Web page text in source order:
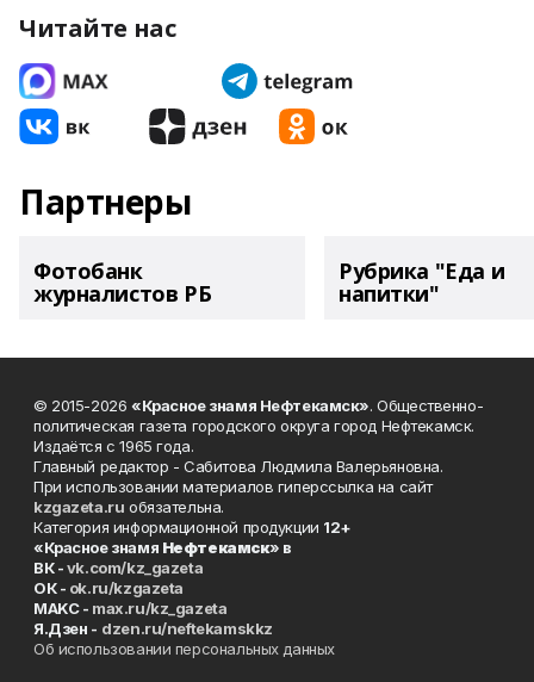
Читайте нас
Партнеры
Фотобанк
журналистов РБ
Рубрика "Еда и
напитки"
© 2015-2026 «Красное знамя Нефтекамск». Общественно-
политическая газета городского округа город Нефтекамск.
Издаётся с 1965 года.
Главный редактор - Сабитова Людмила Валерьяновна.
При использовании материалов гиперссылка на сайт
kzgazeta.ru обязательна.
Категория информационной продукции 12+
«Красное знамя Нефтекамск» в
ВК -vk.com/kz_gazeta
ОК - ok.ru/kzgazeta
MAKC - max.ru/kz_gazeta
Я.Дзен - dzen.ru/neftekamskkz
Об использовании персональных данных